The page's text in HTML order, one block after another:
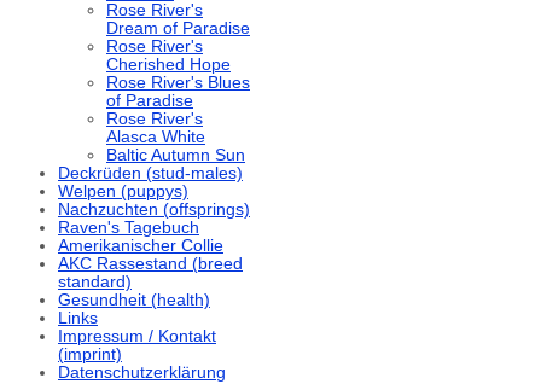
Rose River's
Dream of Paradise
Rose River's
Cherished Hope
Rose River's Blues
of Paradise
Rose River's
Alasca White
Baltic Autumn Sun
Deckrüden (stud-males)
Welpen (puppys)
Nachzuchten (offsprings)
Raven's Tagebuch
Amerikanischer Collie
AKC Rassestand (breed
standard)
Gesundheit (health)
Links
Impressum / Kontakt
(imprint)
Datenschutzerklärung